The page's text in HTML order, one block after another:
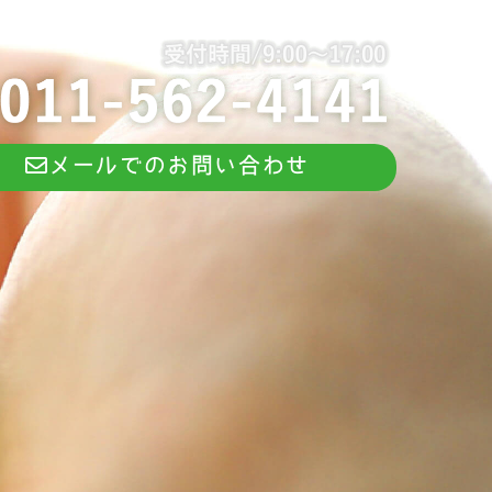
メールでのお問い合わせ